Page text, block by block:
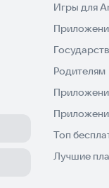
Игры для
Родителям
Топ
Лучшие